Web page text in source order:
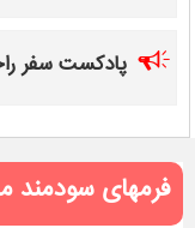
پادکست سفر
فرمهای سودمند